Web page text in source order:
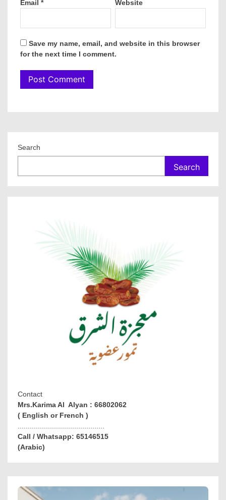
Email * Website
Save my name, email, and website in this browser
for the next time I comment.
Search
Search
Contact
Mrs.Karima Al Alyan : 66802062
( English or French )
Call / Whatsapp: 65146515
(Arabic)